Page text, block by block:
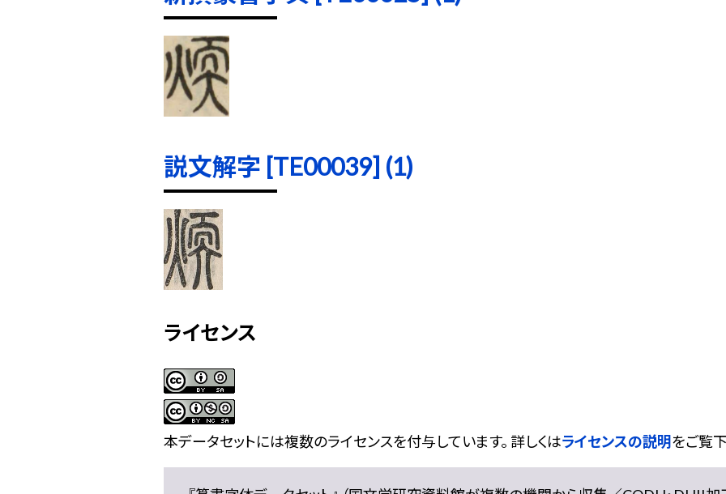
説文解字 [TE00039] (1)
ライセンス
本データセットには複数のライセンスを付与しています。 詳しくはライセンスの説明をご覧